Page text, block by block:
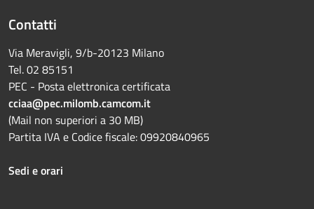
Contatti
Via Meravigli, 9/b-20123 Milano
Tel. 02 85151
PEC - Posta elettronica certificata
cciaa@pec.milomb.camcom.it
(Mail non superiori a 30 MB)
Partita IVA e Codice fiscale: 09920840965
Sedi e orari